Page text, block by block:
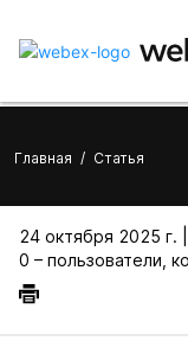
Главная / Статья
24 октября 2025 г. |
0 – пользователи,